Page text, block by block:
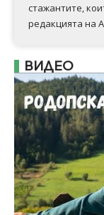
стажантите,
редакцията на
ВИДЕО